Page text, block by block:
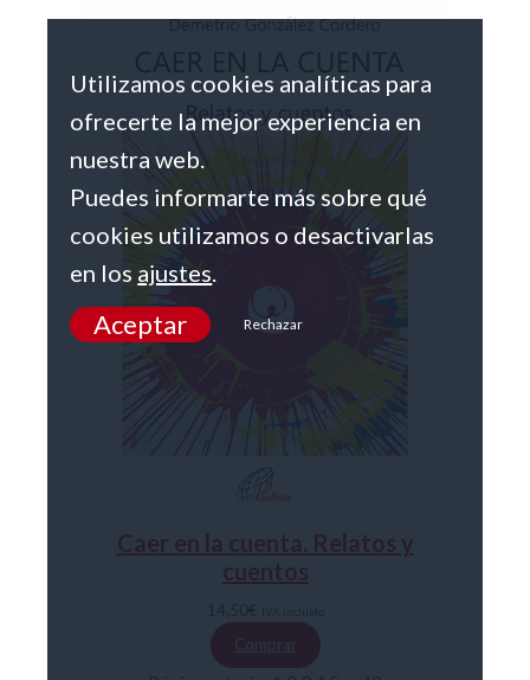
Caer en la cuenta. Relatos y
cuentos
Comprar
Utilizamos cookies analíticas para
ofrecerte la mejor experiencia en
nuestra web.
Puedes informarte más sobre qué
cookies utilizamos o desactivarlas
en los ajustes.
Aceptar Rechazar